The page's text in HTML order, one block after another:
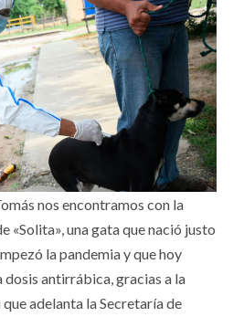
nos encontramos con la
«Solita», una gata que nació justo
la pandemia y que hoy
dosis antirrábica, gracias a la
adelanta la Secretaría de